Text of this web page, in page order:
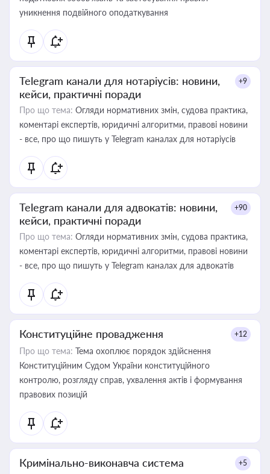
уникнення подвійного оподаткування
Telegram канали для нотаріусів: новини,
кейси, практичні поради
+9
Про що тема: Огляди нормативних змін, судова практика,
коментарі експертів, юридичні алгоритми, правові новини
- все, про що пишуть у Telegram каналах для нотаріусів
Telegram канали для адвокатів: новини,
кейси, практичні поради
+90
Про що тема: Огляди нормативних змін, судова практика,
коментарі експертів, юридичні алгоритми, правові новини
- все, про що пишуть у Telegram каналах для адвокатів
Конституційне провадження +12
Про що тема: Тема охоплює порядок здійснення
Конституційним Судом України конституційного
контролю, розгляду справ, ухвалення актів і формування
правових позицій
Кримінально-виконавча система +5